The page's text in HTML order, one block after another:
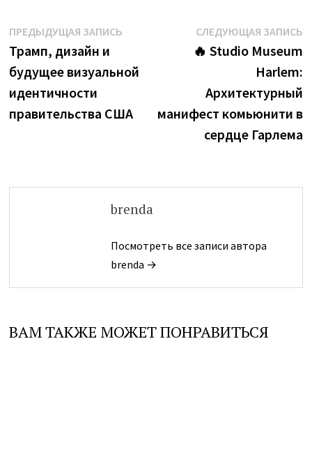
Навигация
по
записям
ПРЕДЫДУЩАЯ ЗАПИСЬ
Трамп, дизайн и
будущее визуальной
идентичности
правительства США
СЛЕДУЮЩАЯ ЗАПИСЬ
🔥 Studio Museum
Harlem:
Архитектурный
манифест комьюнити в
сердце Гарлема
brenda
Посмотреть все записи автора
brenda →
ВАМ ТАКЖЕ МОЖЕТ ПОНРАВИТЬСЯ